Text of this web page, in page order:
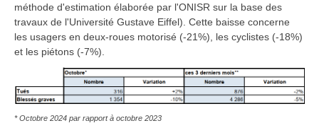
méthode d'estimation élaborée par l'ONISR sur la base des
travaux de l'Université Gustave Eiffel). Cette baisse concerne
les usagers en deux-roues motorisé (-21%), les cyclistes (-18%)
et les piétons (-7%).
* Octobre 2024 par rapport à octobre 2023